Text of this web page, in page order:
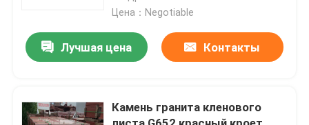
Цена：Negotiable
Лучшая цена Контакты
Камень гранита кленового